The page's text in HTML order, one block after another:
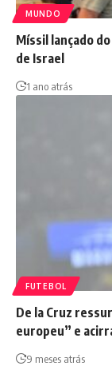
MUNDO
Míssil lançado
de Israel
1 ano atrás
FUTEBOL
De la Cruz
europeu” e
9 meses atrás